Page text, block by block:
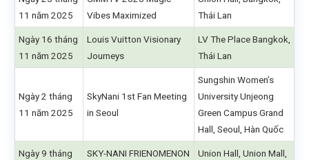
11 năm 2025
Vibes Maximized
Thái Lan
Ngày 16 tháng
11 năm 2025
Louis Vuitton Visionary
Journeys
LV The Place Bangkok,
Thái Lan
Ngày 2 tháng
11 năm 2025
SkyNani 1st Fan Meeting
in Seoul
Sungshin Women’s
University Unjeong
Green Campus Grand
Hall, Seoul, Hàn Quốc
Ngày 9 tháng
SKY-NANI FRIENOMENON
Union Hall, Union Mall,